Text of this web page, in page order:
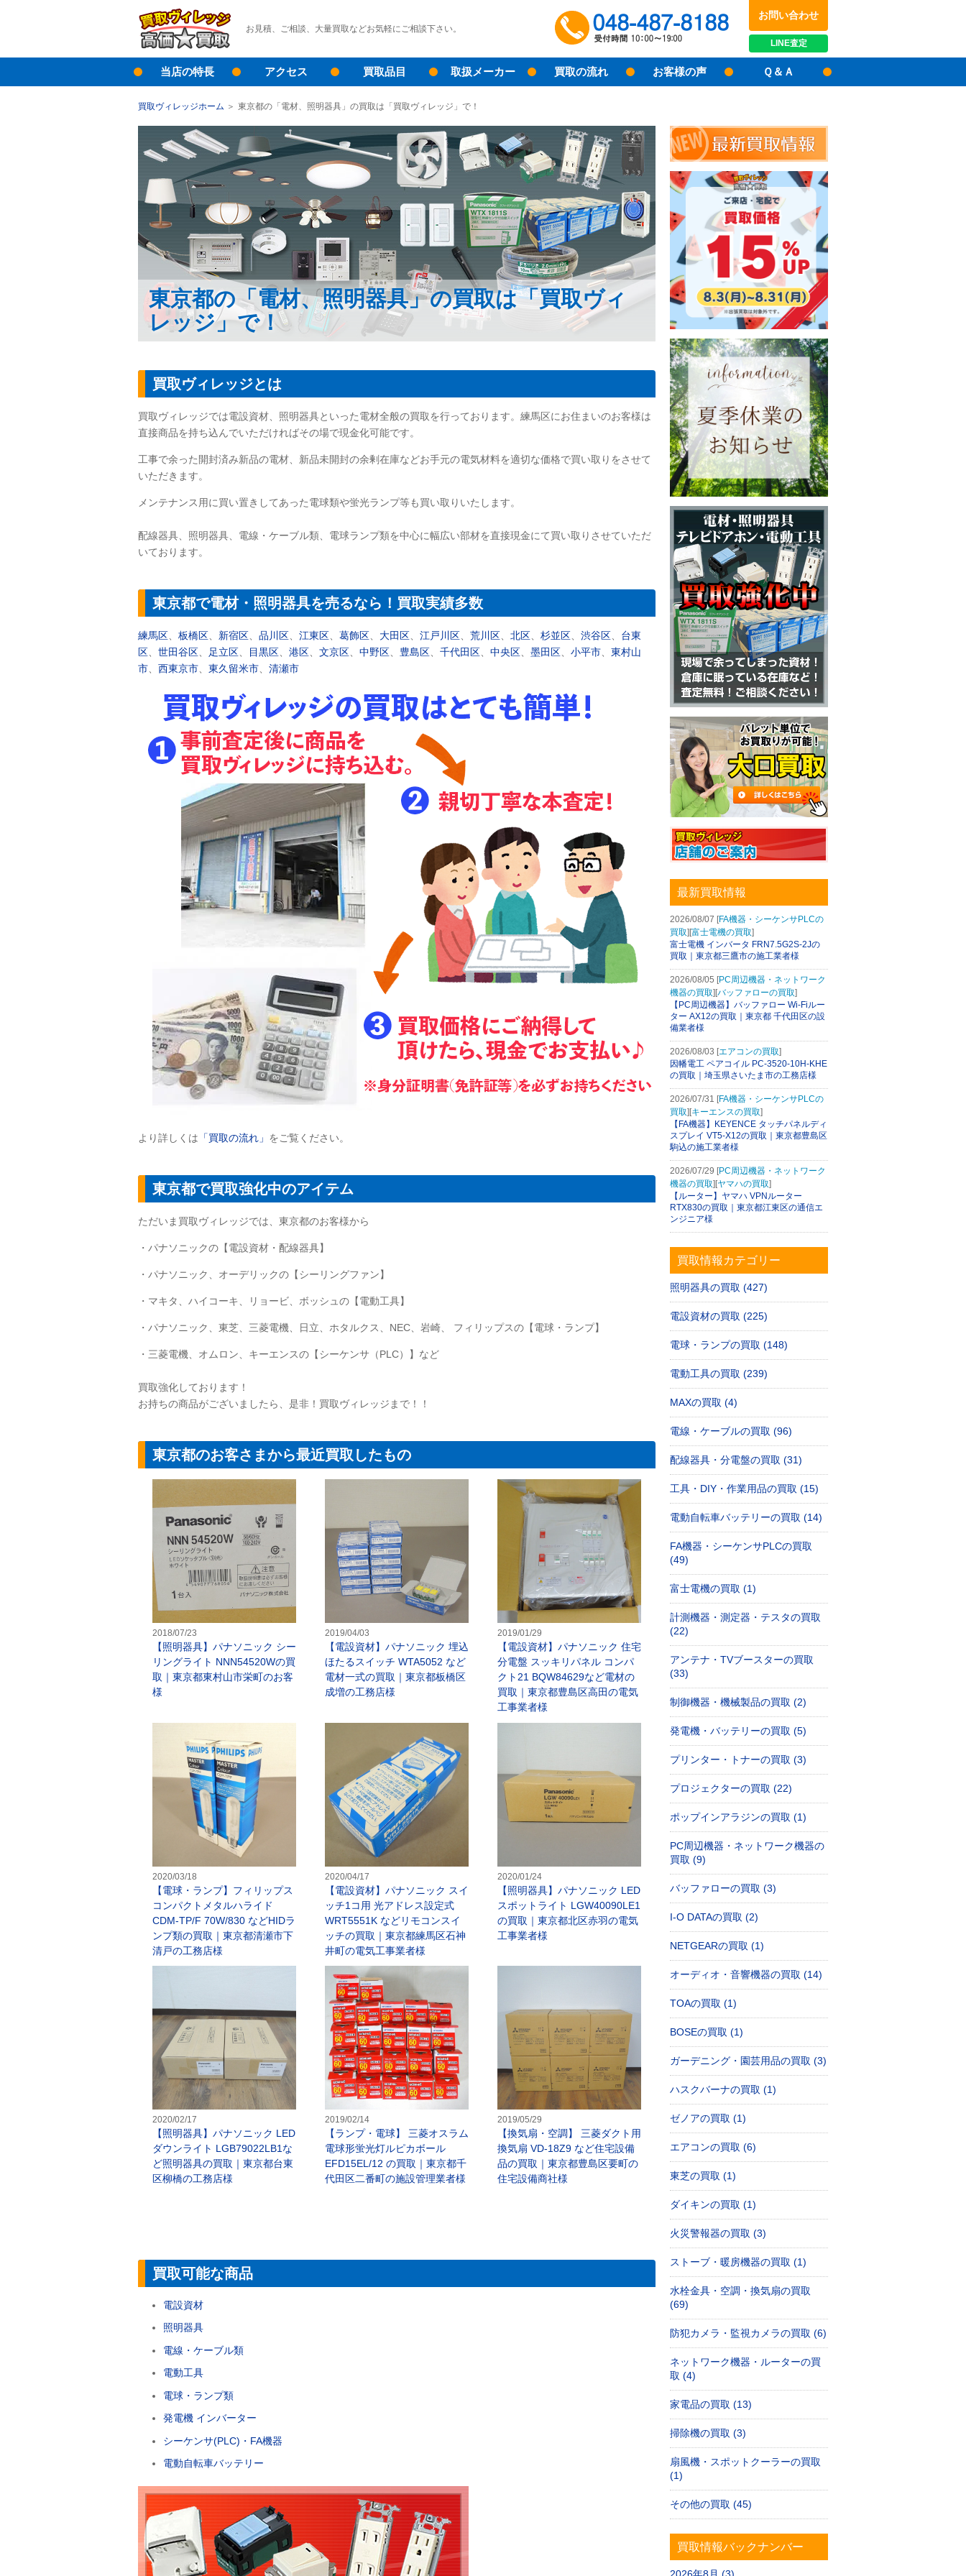
お見積、ご相談、大量買取などお気軽にご相談下さい。
LINE査定
048-487-8188受付時間：10:00～17:00
お問い合わせ
当店の特長 アクセス 買取品目 取扱メーカー 買取の流れ お客様の声 Ｑ＆Ａ
買取ヴィレッジホーム 東京都の「電材、照明器具」の買取は「買取ヴィレッジ」で！
東京都の「電材、照明器具」の買取は「買取ヴィ
レッジ」で！
買取ヴィレッジとは
買取ヴィレッジでは電設資材、照明器具といった電材全般の買取を行っております。練馬区にお住まいのお客様は
直接商品を持ち込んでいただければその場で現金化可能です。
工事で余った開封済み新品の電材、新品未開封の余剰在庫などお手元の電気材料を適切な価格で買い取りをさせて
いただきます。
メンテナンス用に買い置きしてあった電球類や蛍光ランプ等も買い取りいたします。
配線器具、照明器具、電線・ケーブル類、電球ランプ類を中心に幅広い部材を直接現金にて買い取りさせていただ
いております。
東京都で電材・照明器具を売るなら！買取実績多数
練馬区 板橋区 新宿区 品川区 江東区 葛飾区 大田区 江戸川区 荒川区 北区 杉並区 渋谷区
台東
区
世田谷区 足立区 目黒区 港区 文京区 中野区 豊島区 千代田区 中央区 墨田区 小平市
東村山
市
西東京市 東久留米市 清瀬市
より詳しくは 「買取の流れ」 をご覧ください。
東京都で買取強化中のアイテム
ただいま買取ヴィレッジでは、東京都のお客様から
・パナソニックの【電設資材・配線器具】
・パナソニック、オーデリックの【シーリングファン】
・マキタ、ハイコーキ、リョービ、ボッシュの【電動工具】
・パナソニック、東芝、三菱電機、日立、ホタルクス、NEC、岩崎、 フィリップスの【電球・ランプ】
・三菱電機、オムロン、キーエンスの【シーケンサ（PLC）】など
買取強化しております！
お持ちの商品がございましたら、是非！買取ヴィレッジまで！！
東京都のお客さまから最近買取したもの
【照明器具】パナソニック シーリングライト NNN54520Wの買取｜東京都東村山市栄町のお客様
2018/07/23
【照明器具】パナソニック シー
リングライト NNN54520Wの買
取｜東京都東村山市栄町のお客
様
【電設資材】パナソニック 埋込ほたるスイッチ WTA5052 など電材一式の買取｜東京都板橋区成増の工務
2019/04/03
【電設資材】パナソニック 埋込
ほたるスイッチ WTA5052 など
電材一式の買取｜東京都板橋区
成増の工務店様
【電設資材】パナソニック 住宅分電盤 スッキリパネル コンパク
2019/01/29
【電設資材】パナソニック 住宅
分電盤 スッキリパネル コンパ
クト21 BQW84629など電材の
買取｜東京都豊島区高田の電気
工事業者様
【電球・ランプ】フィリップス コンパクトメタルハライド CDM-TP/F 70W/830 などHIDランプ類の買取｜東京都清瀬市下清戸の工務店様
2020/03/18
【電球・ランプ】フィリップス
コンパクトメタルハライド
CDM-TP/F 70W/830 などHIDラ
ンプ類の買取｜東京都清瀬市下
清戸の工務店様
【電設資材】パナソニック スイッチ1コ用 光アドレス設定式 WRT5551K などリモコンスイッチの買取｜
2020/04/17
【電設資材】パナソニック スイ
ッチ1コ用 光アドレス設定式
WRT5551K などリモコンスイ
ッチの買取｜東京都練馬区石神
井町の電気工事業者様
【照明器具】パナソニック LEDスポットライト LGW40090LE1の
2020/01/24
【照明器具】パナソニック LED
スポットライト LGW40090LE1
の買取｜東京都北区赤羽の電気
工事業者様
【照明器具】パナソニック LEDダウンライト LGB79022LB1など照明器具の買取｜東京都台東区柳橋の工務店様
2020/02/17
【照明器具】パナソニック LED
ダウンライト LGB79022LB1な
ど照明器具の買取｜東京都台東
区柳橋の工務店様
【ランプ・電球】 三菱オスラム 電球形蛍光灯ルピカボール EFD15EL/12 の買取｜東京都千代田区二番町
2019/02/14
【ランプ・電球】 三菱オスラム
電球形蛍光灯ルピカボール
EFD15EL/12 の買取｜東京都千
代田区二番町の施設管理業者様
【換気扇・空調】 三菱ダクト用換気扇 VD-18Z9 など住宅設備品の
2019/05/29
【換気扇・空調】 三菱ダクト用
換気扇 VD-18Z9 など住宅設備
品の買取｜東京都豊島区要町の
住宅設備商社様
買取可能な商品
電設資材
照明器具
電線・ケーブル類
電動工具
電球・ランプ類
発電機 インバーター
シーケンサ(PLC)・FA機器
電動自転車バッテリー
最新買取情報
2026/08/07 [FA機器・シーケンサPLCの
買取][富士電機の買取]
富士電機 インバータ FRN7.5G2S-2Jの
買取｜東京都三鷹市の施工業者様
2026/08/05 [PC周辺機器・ネットワーク
機器の買取][バッファローの買取]
【PC周辺機器】バッファロー Wi-Fiルー
ター AX12の買取｜東京都 千代田区の設
備業者様
2026/08/03 [エアコンの買取]
因幡電工 ペアコイル PC-3520-10H-KHE
の買取｜埼玉県さいたま市の工務店様
2026/07/31 [FA機器・シーケンサPLCの
買取][キーエンスの買取]
【FA機器】KEYENCE タッチパネルディ
スプレイ VT5-X12の買取｜東京都豊島区
駒込の施工業者様
2026/07/29 [PC周辺機器・ネットワーク
機器の買取][ヤマハの買取]
【ルーター】ヤマハ VPNルーター
RTX830の買取｜東京都江東区の通信エ
ンジニア様
買取情報カテゴリー
照明器具の買取 (427)
電設資材の買取 (225)
電球・ランプの買取 (148)
電動工具の買取 (239)
MAXの買取 (4)
電線・ケーブルの買取 (96)
配線器具・分電盤の買取 (31)
工具・DIY・作業用品の買取 (15)
電動自転車バッテリーの買取 (14)
FA機器・シーケンサPLCの買取
(49)
富士電機の買取 (1)
計測機器・測定器・テスタの買取
(22)
アンテナ・TVブースターの買取
(33)
制御機器・機械製品の買取 (2)
発電機・バッテリーの買取 (5)
プリンター・トナーの買取 (3)
プロジェクターの買取 (22)
ポップインアラジンの買取 (1)
PC周辺機器・ネットワーク機器の
買取 (9)
バッファローの買取 (3)
I-O DATAの買取 (2)
NETGEARの買取 (1)
オーディオ・音響機器の買取 (14)
TOAの買取 (1)
BOSEの買取 (1)
ガーデニング・園芸用品の買取 (3)
ハスクバーナの買取 (1)
ゼノアの買取 (1)
エアコンの買取 (6)
東芝の買取 (1)
ダイキンの買取 (1)
火災警報器の買取 (3)
ストーブ・暖房機器の買取 (1)
水栓金具・空調・換気扇の買取
(69)
防犯カメラ・監視カメラの買取 (6)
ネットワーク機器・ルーターの買
取 (4)
家電品の買取 (13)
掃除機の買取 (3)
扇風機・スポットクーラーの買取
(1)
その他の買取 (45)
買取情報バックナンバー